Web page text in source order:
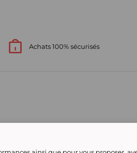
Achats 100% sécurisés